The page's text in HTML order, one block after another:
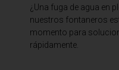
¿Una fuga de agua en
nuestros fontaneros
momento para
rápidamente.